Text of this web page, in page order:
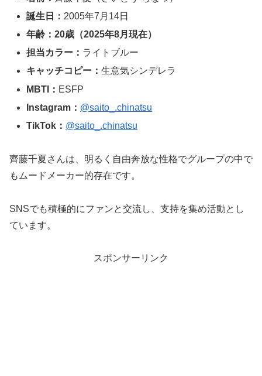
誕生日： 2005年7月14日
年齢：20歳（2025年8月現在）
担当カラー： ライトブルー
キャッチコピー：生意気シンデレラ
MBTI： ESFP
Instagram： @saito_.chinatsu
TikTok： @saito_.chinatsu
齊藤千夏さんは、明るく自由奔放な性格でグループの中で
もムードメーカー的存在です。
SNSでも積極的にファンと交流し、支持を集め活動とし
ています。
スポンサーリンク